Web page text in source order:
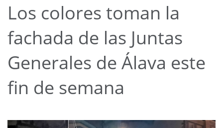
Los colores toman la
fachada de las Juntas
Generales de Álava este
fin de semana